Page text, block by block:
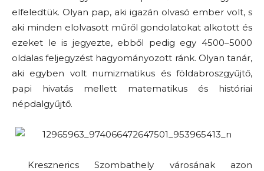
elfeledtük. Olyan pap, aki igazán olvasó ember volt, s
aki minden elolvasott műről gondolatokat alkotott és
ezeket le is jegyezte, ebből pedig egy 4500–5000
oldalas feljegyzést hagyományozott ránk. Olyan tanár,
aki egyben volt numizmatikus és földabroszgyűjtő,
papi hivatás mellett matematikus és históriai
népdalgyűjtő.
Kresznerics Szombathely városának azon